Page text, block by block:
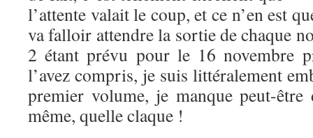
l’attente valait le coup, et ce n’en est
va falloir attendre la sortie de chaque
2 étant prévu pour le 16 novembre
l’avez compris, je suis littéralement
premier volume, je manque peut-
même, quelle claque !